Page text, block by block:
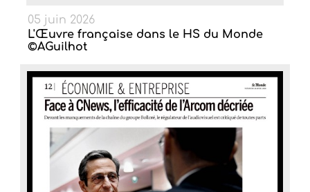
05 juin 2026
L'Œuvre française dans le HS du Monde
©AGuilhot